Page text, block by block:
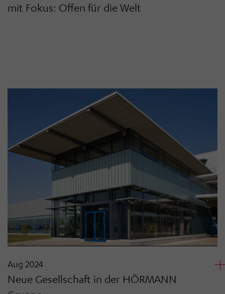
mit Fokus: Offen für die Welt
Aug 2024
Neue Gesellschaft in der HÖRMANN